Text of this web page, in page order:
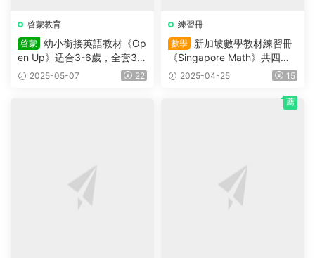
啓蒙教育
啓蒙 幼小銜接英語教材《Op
en Up》适合3-6歲，全套3個
級别（Starter,1,2級）學生書
2025-05-07 22
練習冊
數學
新加坡數學教材練習冊
《Singapore Math》共四冊
（L1-L4）适合小學2~5年級
2025-04-25 15
薦